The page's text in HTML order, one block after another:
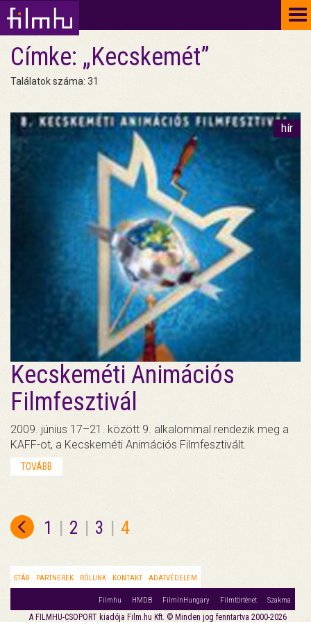
Címke: „Kecskemét”
Találatok száma: 31
hír
Kecskeméti Animációs
Filmfesztivál
2009. június 17–21. között 9. alkalommal rendezik meg a
KAFF-ot, a Kecskeméti Animációs Filmfesztivált.
TOVÁBB
1 | 2 | 3 | 4
STÁB PARTNEREK RÓLUNK KONTAKT ADATVÉDELEM
Filmhu HMDB FilmInHungary Filmtörténet Szakma
A FILMHU-CSOPORT kiadója Film.hu Kft. © Minden jog fenntartva 2000-2026